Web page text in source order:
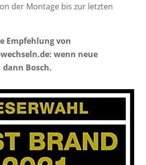
der Montage bis zur letzten
Empfehlung von
wenn neue
dann Bosch.